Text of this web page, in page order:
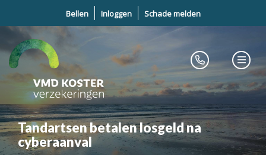
Bellen Inloggen Schade melden
Tandartsen betalen losgeld na
cyberaanval